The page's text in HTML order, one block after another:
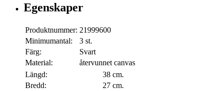
Egenskaper
Produktnummer: 21999600
Minimumantal:
3 st.
Färg:
Svart
Material:
återvunnet canvas
Längd:
38 cm.
Bredd:
27 cm.